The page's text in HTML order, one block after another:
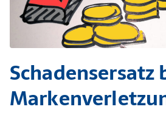
Schadensersatz